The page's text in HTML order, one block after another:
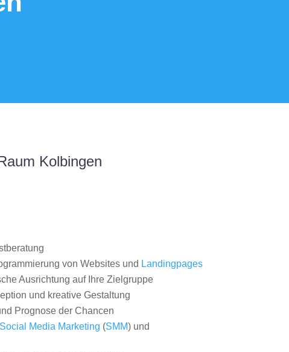
Kolbingen
von Websites und Landingpages
Ausrichtung auf Ihre Zielgruppe
und kreative Gestaltung
Prognose der Chancen
Social Media Marketing (SMM) und